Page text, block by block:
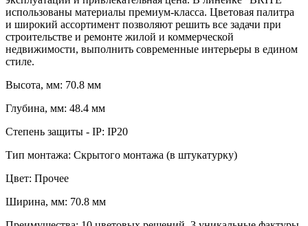
использованы материалы премиум-класса. Цветовая палитра
и широкий ассортимент позволяют решить все задачи при
строительстве и ремонте жилой и коммерческой
недвижимости, выполнить современные интерьеры в едином
стиле.
Высота, мм: 70.8 мм
Глубина, мм: 48.4 мм
Степень защиты - IP: IP20
Тип монтажа: Скрытого монтажа (в штукатурку)
Цвет: Прочее
Ширина, мм: 70.8 мм